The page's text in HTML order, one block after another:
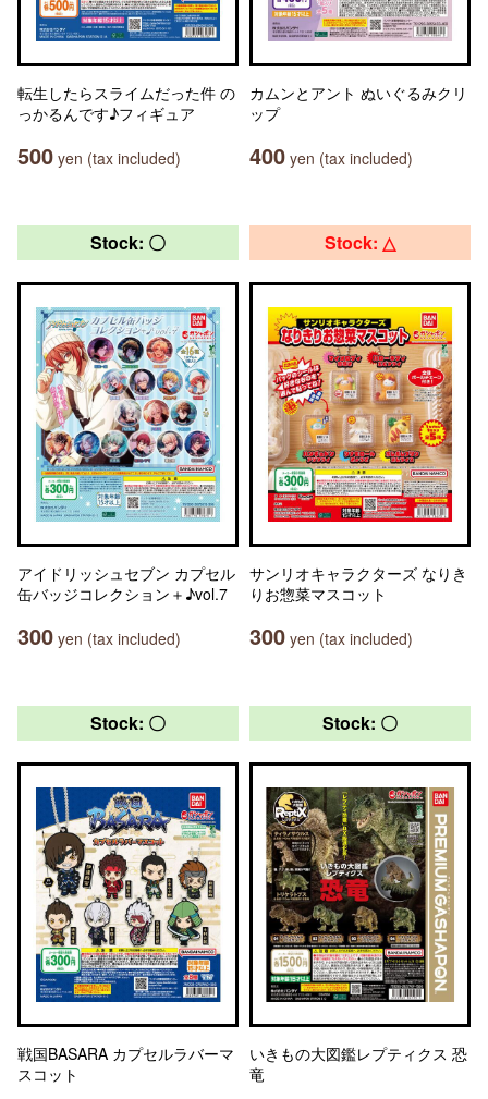
転生したらスライムだった件 の
っかるんです♪フィギュア
500 yen (tax included)
カムンとアント ぬいぐるみクリ
ップ
400 yen (tax included)
Stock: 〇
アイドリッシュセブン カプセル
缶バッジコレクション＋♪vol.7
300 yen (tax included)
Stock: △
サンリオキャラクターズ なりき
りお惣菜マスコット
300 yen (tax included)
Stock: 〇
戦国BASARA カプセルラバーマ
スコット
Stock: 〇
いきもの大図鑑レプティクス 恐
竜